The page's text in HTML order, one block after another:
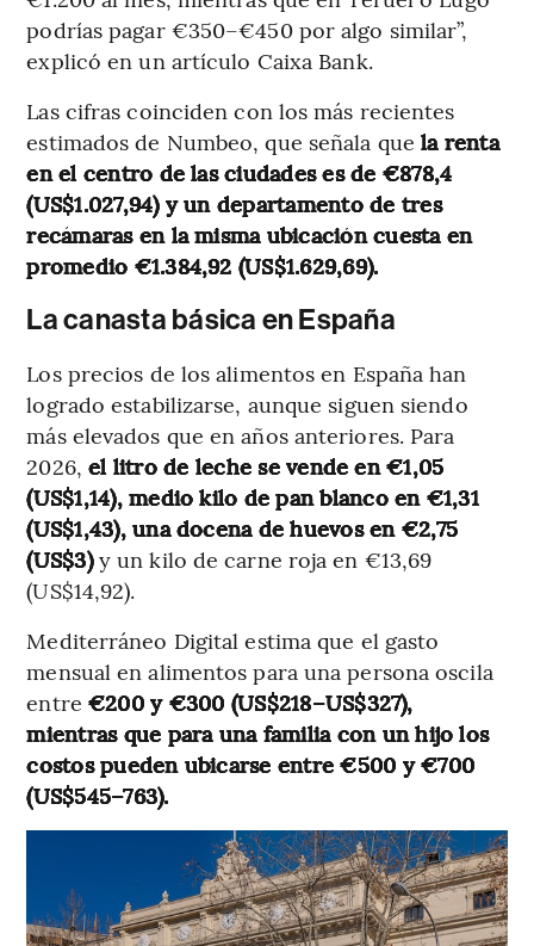
podrías pagar €350–€450 por algo similar”,
explicó en un artículo Caixa Bank.
Las cifras coinciden con los más recientes
estimados de Numbeo, que señala que la renta
en el centro de las ciudades es de €878,4
(US$1.027,94) y un departamento de tres
recámaras en la misma ubicación cuesta en
promedio €1.384,92 (US$1.629,69).
La canasta básica en España
Los precios de los alimentos en España han
logrado estabilizarse, aunque siguen siendo
más elevados que en años anteriores. Para
2026, el litro de leche se vende en €1,05
(US$1,14), medio kilo de pan blanco en €1,31
(US$1,43), una docena de huevos en €2,75
(US$3)y un kilo de carne roja en €13,69
(US$14,92).
Mediterráneo Digital estima que el gasto
mensual en alimentos para una persona oscila
entre €200 y €300 (US$218–US$327),
mientras que para una familia con un hijo los
costos pueden ubicarse entre €500 y €700
(US$545–763).